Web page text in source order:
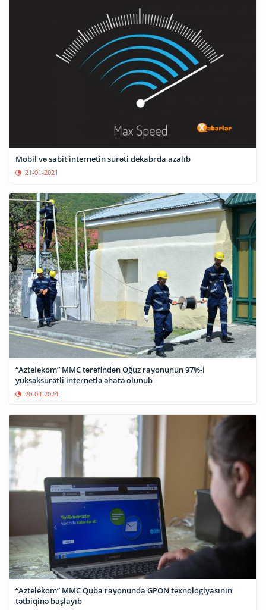
Mobil və sabit internetin sürəti dekabrda azalıb
21-01-2021
“Aztelekom” MMC tərəfindən Oğuz rayonunun 97%-i
yüksəksürətli internetlə əhatə olunub
20-04-2024
“Aztelekom” MMC Quba rayonunda GPON texnologiyasının